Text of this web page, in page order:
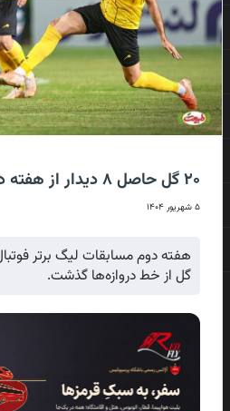
۲۰ گل حاصل ۸ دیدار از هفته دوم لیگ برتر
۵ شهریور ۱۴۰۴
گل از خط دروازه‌ها گذشت.